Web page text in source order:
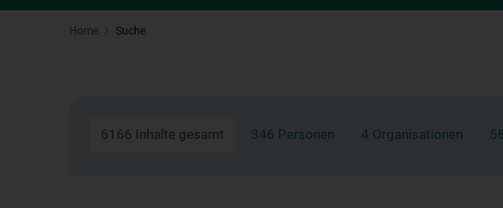
Home Suche
6166 Inhalte gesamt 346 Personen 4 Organisationen